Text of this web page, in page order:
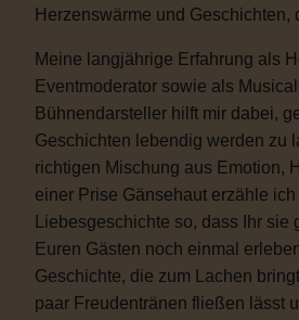
Herzenswärme und Geschichten,
Meine langjährige Erfahrung als
Eventmoderator sowie als
Bühnendarsteller hilft mir dabei,
Geschichten lebendig werden zu
richtigen Mischung aus Emotion,
einer Prise Gänsehaut erzähle ich
Liebesgeschichte so, dass Ihr sie
Euren Gästen noch einmal
Geschichte, die zum Lachen
paar Freudentränen fließen lässt